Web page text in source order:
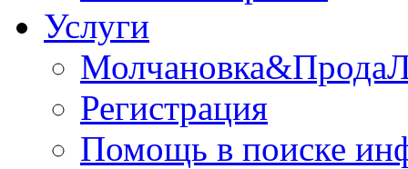
Услуги
Регистрация
Помощь в поиске